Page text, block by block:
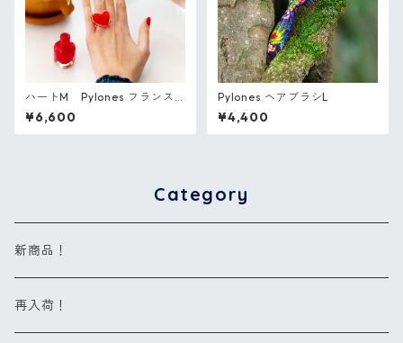
ハートM Pylones フランス
ガラスのリング
¥6,600
Pylones ヘアブラシL
¥4,400
Category
新商品！
再入荷！